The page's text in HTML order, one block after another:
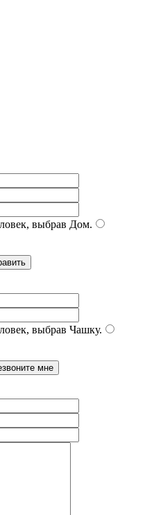
выбрав Дом.
выбрав Чашку.